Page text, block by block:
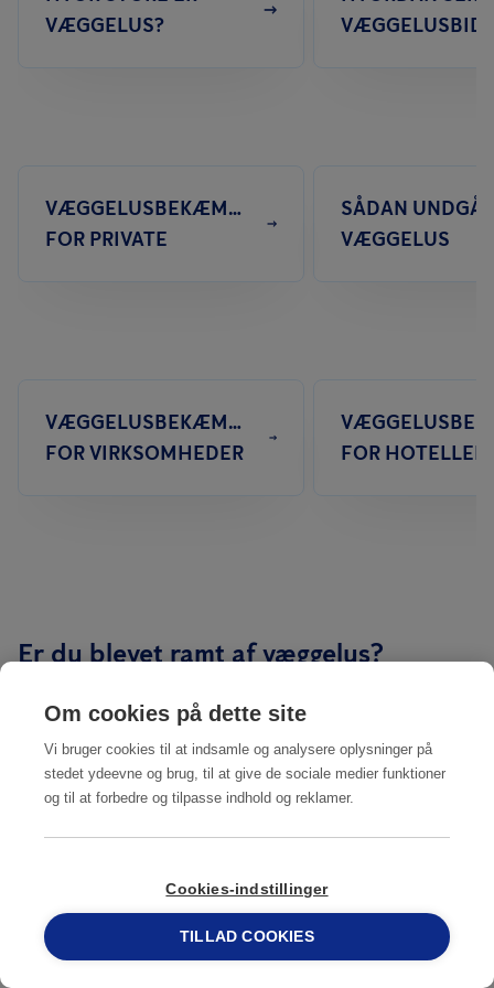
VÆGGELUS?
VÆGGELUSBID
VÆGGELUSBEKÆMPELSE
FOR PRIVATE
SÅDAN
VÆGGELUS
VÆGGELUSBEKÆMPELSE
FOR VIRKSOMHEDER
FOR HOTELLER
Er du blevet ramt af væggelus?
Hvis du er blevet ramt af væggelus, gælder det om at
afspærre det rum, hvor du har konstateret væggelus.
Du må IKKE fjerne noget fra værelset.
Det gælder om at rekvirerevæggelusbekæmpelse
Kontakt os69 15 17 44eller brug
69 15 17 44
Om cookies på dette site
Vi bruger cookies til at indsamle og analysere oplysninger på
stedet ydeevne og brug, til at give de sociale medier funktioner
og til at forbedre og tilpasse indhold og reklamer.
Cookies-indstillinger
TILLAD COOKIES